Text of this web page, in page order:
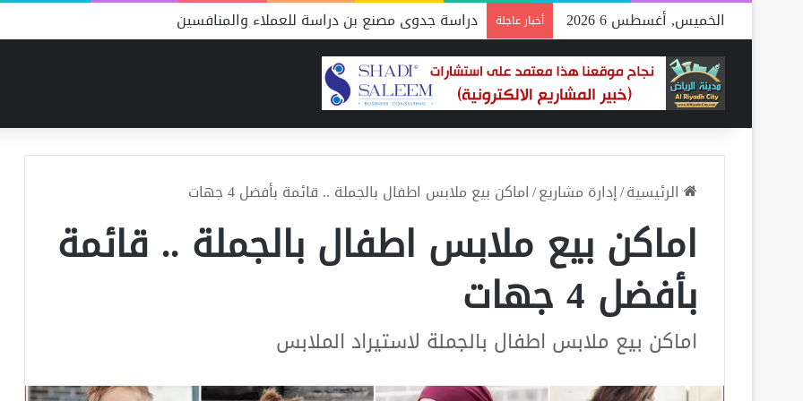
الخميس, أغسطس 6 2026 أخبار عاجلة دراسة جدوى مصنع بن دراسة للعملاء والمنافسين
الرئيسية/إدارة مشاريع/اماكن بيع ملابس اطفال بالجملة .. قائمة بأفضل 4 جهات
اماكن بيع ملابس اطفال بالجملة .. قائمة
بأفضل 4 جهات
اماكن بيع ملابس اطفال بالجملة لاستيراد الملابس